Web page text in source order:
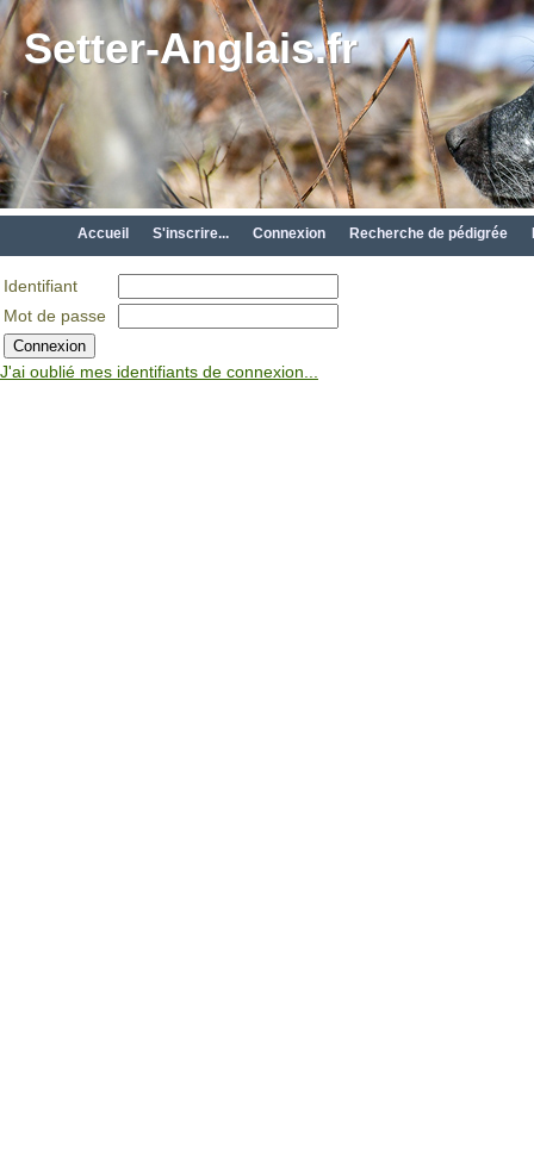
Setter-Anglais.fr
Accueil S'inscrire... Connexion Recherche de pédigrée
Identifiant
Mot de passe
J'ai oublié mes identifiants de connexion...